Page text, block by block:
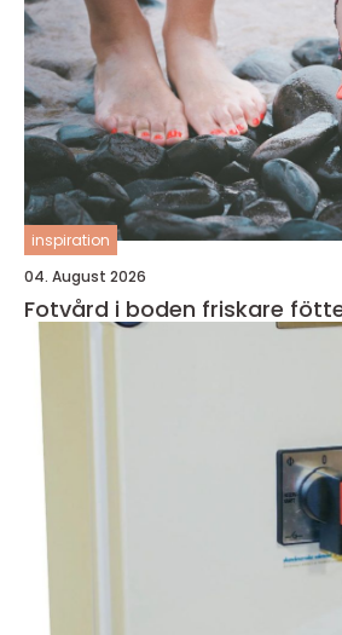
inspiration
04. August 2026
Fotvård i boden